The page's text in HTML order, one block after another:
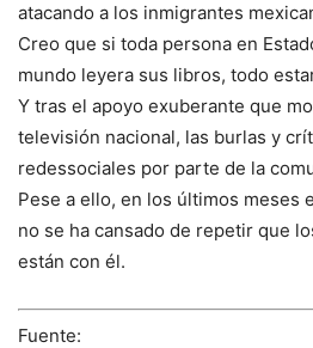
atacando a los inmigrantes
Creo que si toda persona en
mundo leyera sus libros, todo
Y tras el apoyo exuberante que
televisión nacional, las burlas y
redessociales por parte de la
Pese a ello, en los últimos meses
no se ha cansado de repetir que
están con él.
Fuente: